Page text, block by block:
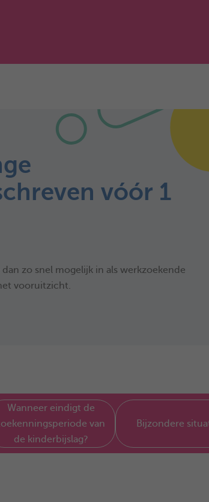
vóór 1
zo snel mogelijk in als werkzoekende
vooruitzicht.
Wanneer eindigt de
van
de kinderbijslag?
Bijzondere